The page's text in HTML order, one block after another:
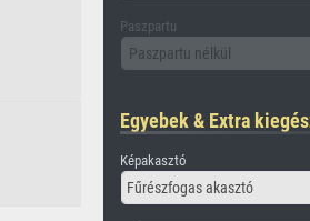
Paszpartu
Paszpartu nélkül
Egyebek & Extra
Képakasztó
Fűrészfogas akasztó